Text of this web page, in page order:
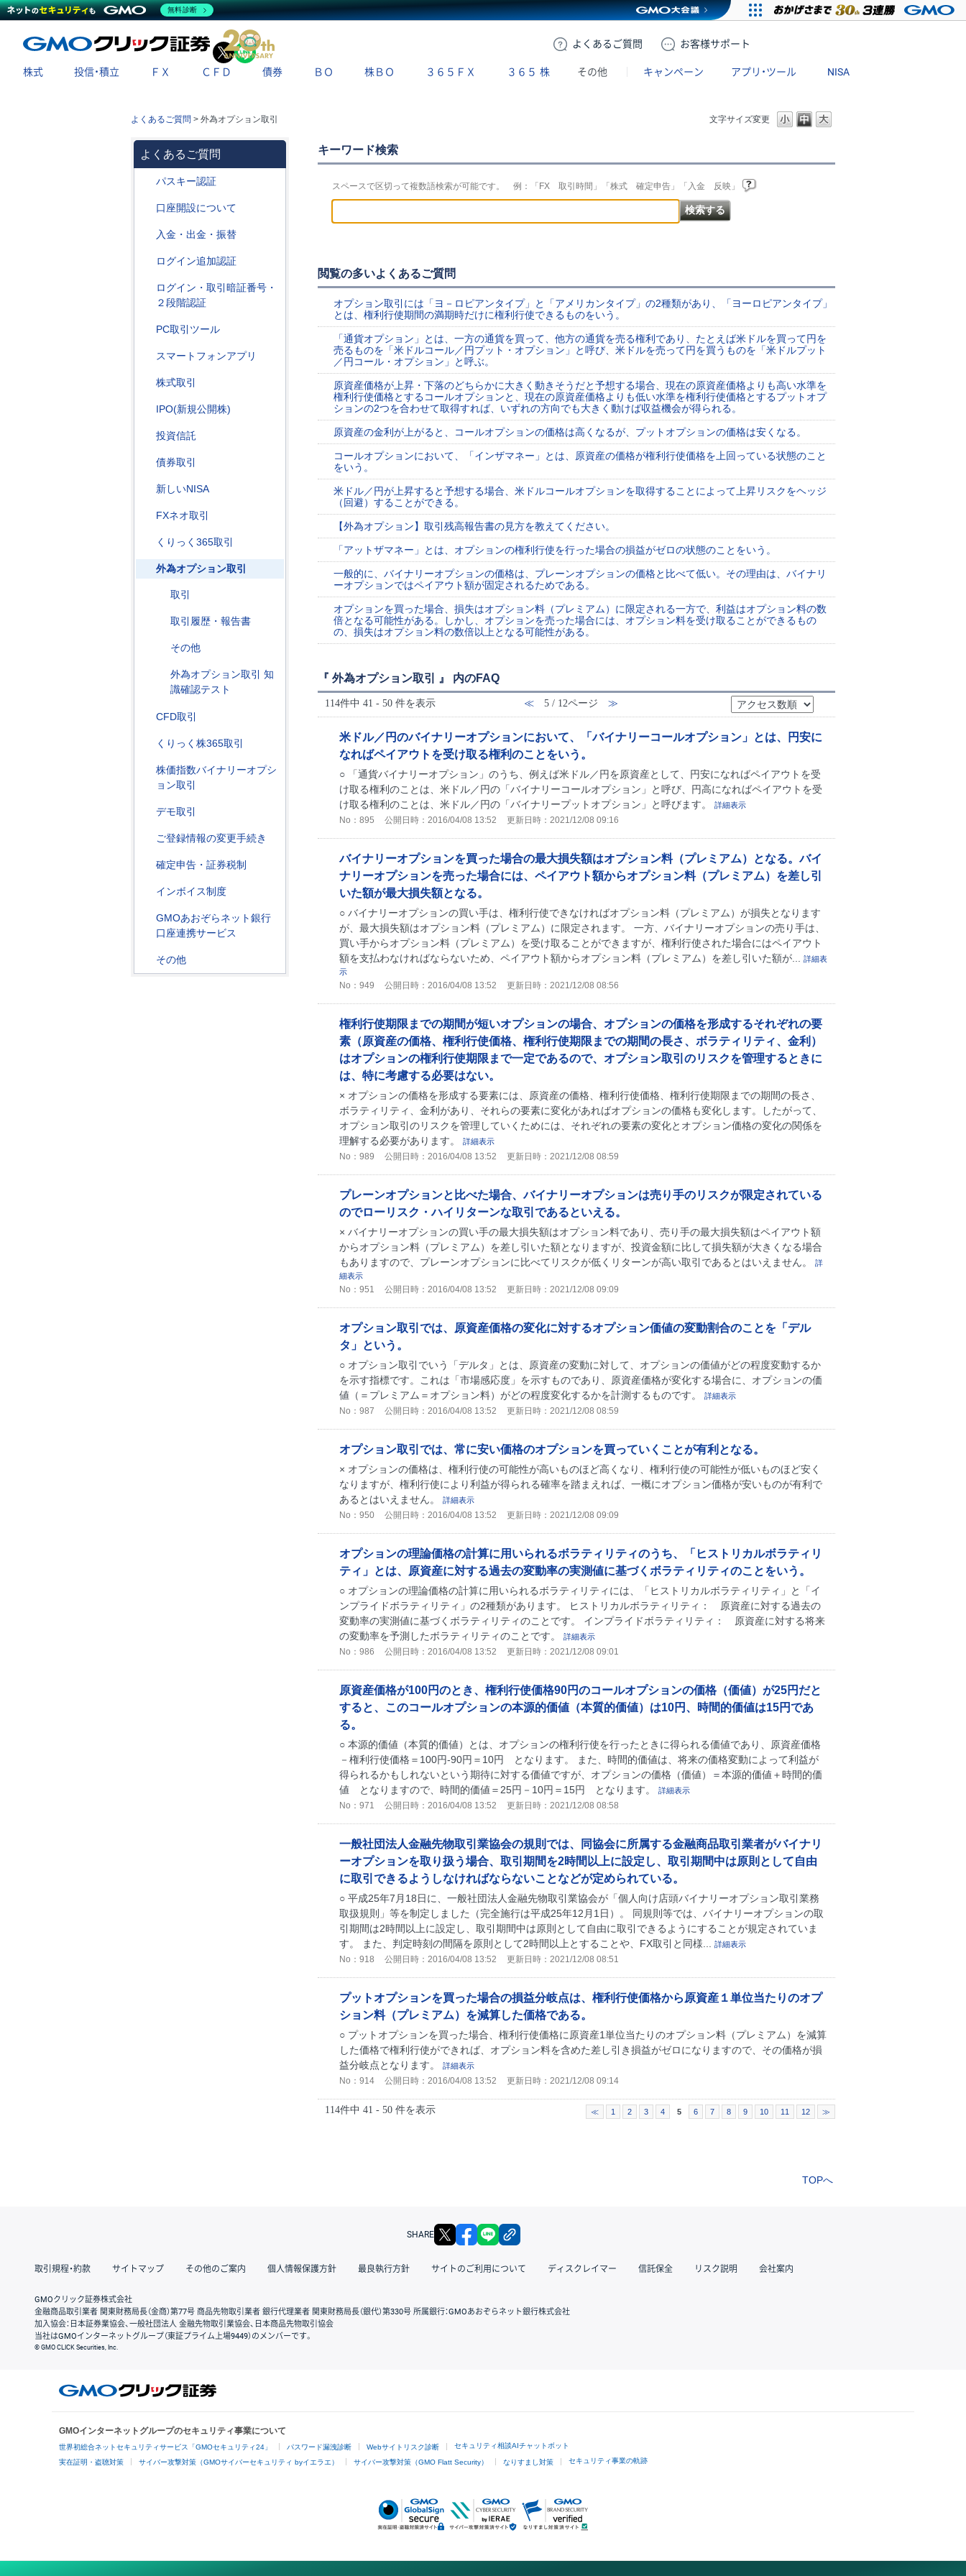
よくある ご質問 お客様サポート
X
株式 投信・積立 ＦＸ ＣＦＤ 債券 ＢＯ 株ＢＯ ３６５ＦＸ ３６５ 株 その他 キャンペーン アプリ・ツール NISA
文字サイズ変更
よくあるご質問 > 外為オプション取引
よくあるご質問
パスキー認証
口座開設について
入金・出金・振替
ログイン追加認証
ログイン・取引暗証番号・
２段階認証
PC取引ツール
スマートフォンアプリ
株式取引
IPO(新規公開株)
投資信託
債券取引
新しいNISA
FXネオ取引
くりっく365取引
外為オプション取引
取引
取引履歴・報告書
その他
外為オプション取引 知
識確認テスト
CFD取引
くりっく株365取引
株価指数バイナリーオプシ
ョン取引
デモ取引
ご登録情報の変更手続き
確定申告・証券税制
インボイス制度
GMOあおぞらネット銀行
口座連携サービス
その他
キーワード検索
スペースで区切って複数語検索が可能です。 例：「FX 取引時間」「株式 確定申告」「入金 反映」
閲覧の多いよくあるご質問
オプション取引には「ヨ－ロピアンタイプ」と「アメリカンタイプ」の2種類があり、「ヨーロピアンタイプ」
とは、権利行使期間の満期時だけに権利行使できるものをいう。
「通貨オプション」とは、一方の通貨を買って、他方の通貨を売る権利であり、たとえば米ドルを買って円を
売るものを「米ドルコール／円プット・オプション」と呼び、米ドルを売って円を買うものを「米ドルプット
／円コール・オプション」と呼ぶ。
原資産価格が上昇・下落のどちらかに大きく動きそうだと予想する場合、現在の原資産価格よりも高い水準を
権利行使価格とするコールオプションと、現在の原資産価格よりも低い水準を権利行使価格とするプットオプ
ションの2つを合わせて取得すれば、いずれの方向でも大きく動けば収益機会が得られる。
原資産の金利が上がると、コールオプションの価格は高くなるが、プットオプションの価格は安くなる。
コールオプションにおいて、「インザマネー」とは、原資産の価格が権利行使価格を上回っている状態のこと
をいう。
米ドル／円が上昇すると予想する場合、米ドルコールオプションを取得することによって上昇リスクをヘッジ
（回避）することができる。
【外為オプション】取引残高報告書の見方を教えてください。
「アットザマネー」とは、オプションの権利行使を行った場合の損益がゼロの状態のことをいう。
一般的に、バイナリーオプションの価格は、プレーンオプションの価格と比べて低い。その理由は、バイナリ
ーオプションではペイアウト額が固定されるためである。
オプションを買った場合、損失はオプション料（プレミアム）に限定される一方で、利益はオプション料の数
倍となる可能性がある。しかし、オプションを売った場合には、オプション料を受け取ることができるもの
の、損失はオプション料の数倍以上となる可能性がある。
『 外為オプション取引 』 内のFAQ
114件中 41 - 50 件を表示 ≪ 5 / 12ページ ≫
米ドル／円のバイナリーオプションにおいて、「バイナリーコールオプション」とは、円安に
なればペイアウトを受け取る権利のことをいう。
○ 「通貨バイナリーオプション」のうち、例えば米ドル／円を原資産として、円安になればペイアウトを受
け取る権利のことは、米ドル／円の「バイナリーコールオプション」と呼び、円高になればペイアウトを受
け取る権利のことは、米ドル／円の「バイナリープットオプション」と呼びます。
詳細表示
No：895 公開日時：2016/04/08 13:52 更新日時：2021/12/08 09:16
バイナリーオプションを買った場合の最大損失額はオプション料（プレミアム）となる。バイ
ナリーオプションを売った場合には、ペイアウト額からオプション料（プレミアム）を差し引
いた額が最大損失額となる。
○ バイナリーオプションの買い手は、権利行使できなければオプション料（プレミアム）が損失となります
が、最大損失額はオプション料（プレミアム）に限定されます。 一方、バイナリーオプションの売り手は、
買い手からオプション料（プレミアム）を受け取ることができますが、権利行使された場合にはペイアウト
額を支払わなければならないため、ペイアウト額からオプション料（プレミアム）を差し引いた額が...
詳細表
示
No：949 公開日時：2016/04/08 13:52 更新日時：2021/12/08 08:56
権利行使期限までの期間が短いオプションの場合、オプションの価格を形成するそれぞれの要
素（原資産の価格、権利行使価格、権利行使期限までの期間の長さ、ボラティリティ、金利）
はオプションの権利行使期限まで一定であるので、オプション取引のリスクを管理するときに
は、特に考慮する必要はない。
× オプションの価格を形成する要素には、原資産の価格、権利行使価格、権利行使期限までの期間の長さ、
ボラティリティ、金利があり、それらの要素に変化があればオプションの価格も変化します。したがって、
オプション取引のリスクを管理していくためには、それぞれの要素の変化とオプション価格の変化の関係を
理解する必要があります。
詳細表示
No：989 公開日時：2016/04/08 13:52 更新日時：2021/12/08 08:59
プレーンオプションと比べた場合、バイナリーオプションは売り手のリスクが限定されている
のでローリスク・ハイリターンな取引であるといえる。
× バイナリーオプションの買い手の最大損失額はオプション料であり、売り手の最大損失額はペイアウト額
からオプション料（プレミアム）を差し引いた額となりますが、投資金額に比して損失額が大きくなる場合
もありますので、プレーンオプションに比べてリスクが低くリターンが高い取引であるとはいえません。
詳
細表示
No：951 公開日時：2016/04/08 13:52 更新日時：2021/12/08 09:09
オプション取引では、原資産価格の変化に対するオプション価値の変動割合のことを「デル
タ」という。
○ オプション取引でいう「デルタ」とは、原資産の変動に対して、オプションの価値がどの程度変動するか
を示す指標です。これは「市場感応度」を示すものであり、原資産価格が変化する場合に、オプションの価
値（＝プレミアム＝オプション料）がどの程度変化するかを計測するものです。
詳細表示
No：987 公開日時：2016/04/08 13:52 更新日時：2021/12/08 08:59
オプション取引では、常に安い価格のオプションを買っていくことが有利となる。
× オプションの価格は、権利行使の可能性が高いものほど高くなり、権利行使の可能性が低いものほど安く
なりますが、権利行使により利益が得られる確率を踏まえれば、一概にオプション価格が安いものが有利で
あるとはいえません。
詳細表示
No：950 公開日時：2016/04/08 13:52 更新日時：2021/12/08 09:09
オプションの理論価格の計算に用いられるボラティリティのうち、「ヒストリカルボラティリ
ティ」とは、原資産に対する過去の変動率の実測値に基づくボラティリティのことをいう。
○ オプションの理論価格の計算に用いられるボラティリティには、「ヒストリカルボラティリティ」と「イ
ンプライドボラティリティ」の2種類があります。 ヒストリカルボラティリティ： 原資産に対する過去の
変動率の実測値に基づくボラティリティのことです。 インプライドボラティリティ： 原資産に対する将来
の変動率を予測したボラティリティのことです。
詳細表示
No：986 公開日時：2016/04/08 13:52 更新日時：2021/12/08 09:01
原資産価格が100円のとき、権利行使価格90円のコールオプションの価格（価値）が25円だと
すると、このコールオプションの本源的価値（本質的価値）は10円、時間的価値は15円であ
る。
○ 本源的価値（本質的価値）とは、オプションの権利行使を行ったときに得られる価値であり、原資産価格
－権利行使価格＝100円-90円＝10円 となります。 また、時間的価値は、将来の価格変動によって利益が
得られるかもしれないという期待に対する価値ですが、オプションの価格（価値）＝本源的価値＋時間的価
値 となりますので、時間的価値＝25円－10円＝15円 となります。
詳細表示
No：971 公開日時：2016/04/08 13:52 更新日時：2021/12/08 08:58
一般社団法人金融先物取引業協会の規則では、同協会に所属する金融商品取引業者がバイナリ
ーオプションを取り扱う場合、取引期間を2時間以上に設定し、取引期間中は原則として自由
に取引できるようしなければならないことなどが定められている。
○ 平成25年7月18日に、一般社団法人金融先物取引業協会が「個人向け店頭バイナリーオプション取引業務
取扱規則」等を制定しました（完全施行は平成25年12月1日）。 同規則等では、バイナリーオプションの取
引期間は2時間以上に設定し、取引期間中は原則として自由に取引できるようにすることが規定されていま
す。 また、判定時刻の間隔を原則として2時間以上とすることや、FX取引と同様...
詳細表示
No：918 公開日時：2016/04/08 13:52 更新日時：2021/12/08 08:51
プットオプションを買った場合の損益分岐点は、権利行使価格から原資産１単位当たりのオプ
ション料（プレミアム）を減算した価格である。
○ プットオプションを買った場合、権利行使価格に原資産1単位当たりのオプション料（プレミアム）を減算
した価格で権利行使ができれば、オプション料を含めた差し引き損益がゼロになりますので、その価格が損
益分岐点となります。
詳細表示
No：914 公開日時：2016/04/08 13:52 更新日時：2021/12/08 09:14
114件中 41 - 50 件を表示 ≪ 1 2 3 4 5 6 7 8 9 10 11 12 ≫
TOPへ
SHARE X facebook
取引規程・約款 サイトマップ その他のご案内 個人情報保護方針 最良執行方針 サイトのご利用について ディスクレイマー 信託保全 リスク説明 会社案内
GMOクリック証券株式会社
金融商品取引業者 関東財務局長（金商）第77号 商品先物取引業者 銀行代理業者 関東財務局長（銀代）第330号 所属銀行：GMOあおぞらネット銀行株式会社
加入協会：日本証券業協会、一般社団法人 金融先物取引業協会、日本商品先物取引協会
当社はGMOインターネットグループ（東証プライム上場9449）のメンバーです。
© GMO CLICK Securities, Inc.
GMOインターネットグループのセキュリティ事業について
世界初総合ネットセキュリティサービス「GMOセキュリティ24」 パスワード漏洩診断 Webサイトリスク診断 セキュリティ相談AIチャットボット
実在証明・盗聴対策 サイバー攻撃対策（GMOサイバーセキュリティ byイエラエ） サイバー攻撃対策（GMO Flatt Security） なりすまし対策 セキュリティ事業の軌跡
無料診断